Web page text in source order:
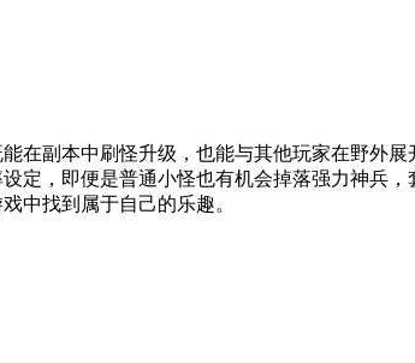
副本中刷怪升级，也能与其他玩家在野外展
定，即便是普通小怪也有机会掉落强力神兵
中找到属于自己的乐趣。